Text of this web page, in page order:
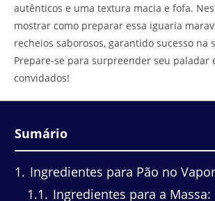
autênticos e uma textura macia e fofa.
mostrar como preparar essa iguaria
recheios saborosos, garantido sucesso na
Prepare-se para surpreender seu paladar
convidados!
Sumário
1
Ingredientes para Pão no
1.1
Ingredientes para a Massa: